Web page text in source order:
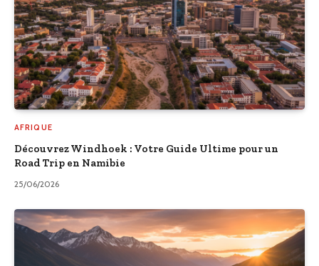
AFRIQUE
Découvrez Windhoek : Votre Guide Ultime pour un
Road Trip en Namibie
25/06/2026